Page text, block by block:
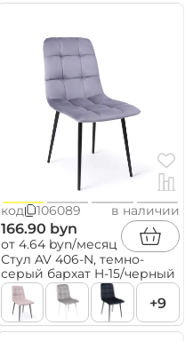
код 106089 в наличии
166.90 byn
от 4.64 byn/месяц
Стул AV 406-N, темно-
серый бархат H-15/черный
+9